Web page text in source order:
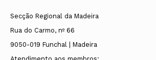
Secção Regional da Madeira
Rua do Carmo, nº 66
9050-019 Funchal | Madeira